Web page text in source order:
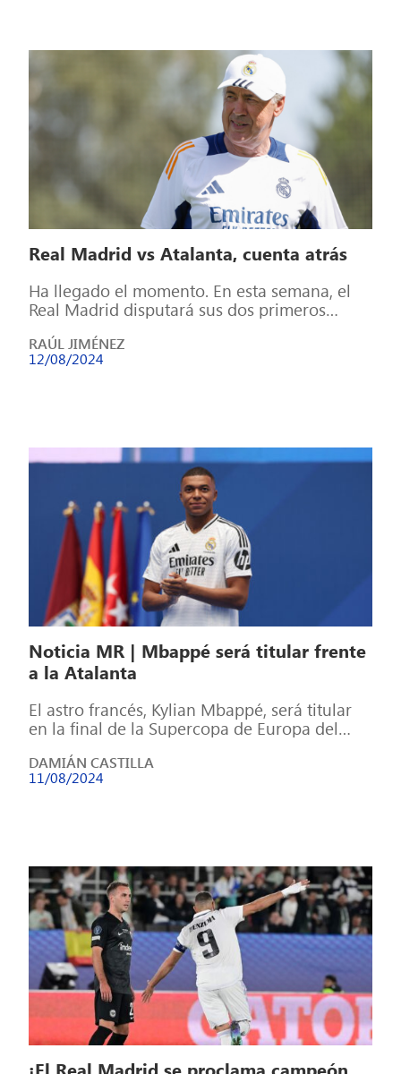
Real Madrid vs Atalanta, cuenta atrás
Ha llegado el momento. En esta semana, el
Real Madrid disputará sus dos primeros
RAÚL JIMÉNEZ
12/08/2024
Noticia MR | Mbappé será titular frente
a la Atalanta
El astro francés, Kylian Mbappé, será titular
en la final de la Supercopa de Europa del
DAMIÁN CASTILLA
11/08/2024
¡El Real Madrid se proclama campeón